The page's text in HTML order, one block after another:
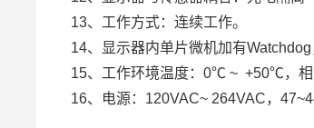
13、工作方式：连续工作。
14、显示器内单片微机加有Watchdog
15、工作环境温度：0℃ ~ +50℃，相
16、电源：120VAC~ 264VAC，